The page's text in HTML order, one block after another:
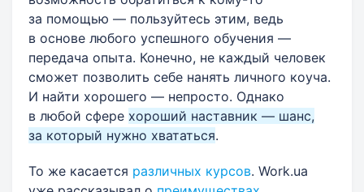
за помощью — пользуйтесь этим, ведь
в основе любого успешного обучения —
передача опыта. Конечно, не каждый человек
сможет позволить себе нанять личного коуча.
И найти хорошего — непросто. Однако
в любой сфере хороший наставник — шанс,
за который нужно хвататься.
То же касается различных курсов. Work.ua